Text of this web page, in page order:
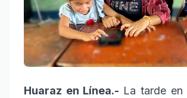
Huaraz en Línea.- La tarde en